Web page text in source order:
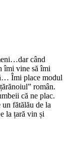
când
îmi vine să îmi
Îmi place modul
român.
că ne plac.
un fătălău de la
la țară vin și